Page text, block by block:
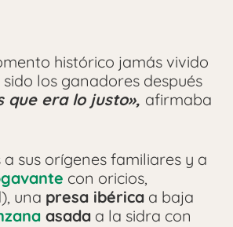
histórico jamás vivido
sido los ganadores después
que era lo justo», afirmaba
sus orígenes familiares y a
con oricios,
una presa ibérica a baja
asada a la sidra con